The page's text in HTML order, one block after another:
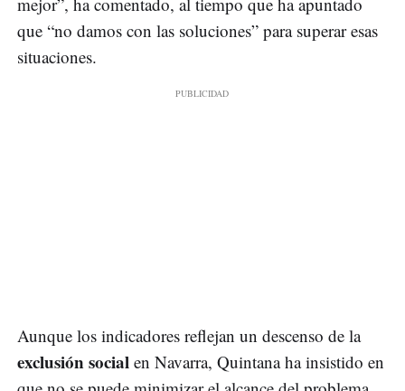
que “no damos con las soluciones” para superar esas
situaciones.
Aunque los indicadores reflejan un descenso de la
exclusión social en Navarra, Quintana ha insistido en